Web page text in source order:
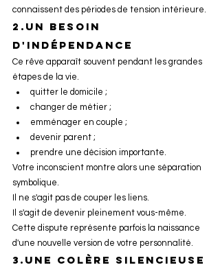
connaissent des périodes de tension intérieure.
2.un besoin
d'indépendance
Ce rêve apparaît souvent pendant les grandes
étapes de la vie.
quitter le domicile ;
changer de métier ;
emménager en couple ;
devenir parent ;
prendre une décision importante.
Votre inconscient montre alors une séparation
symbolique.
Il ne s'agit pas de couper les liens.
Il s'agit de devenir pleinement vous-même.
Cette dispute représente parfois la naissance
d'une nouvelle version de votre personnalité.
3.une colère silencieuse